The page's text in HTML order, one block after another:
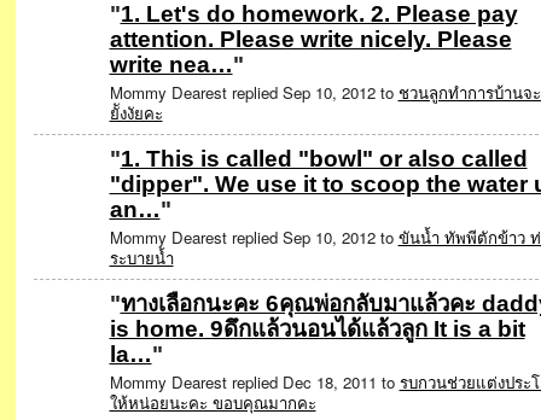
"1. Let's do homework. 2. Please pay
attention. Please write nicely. Please
write nea…"
Mommy Dearest replied Sep 10, 2012 to ชวนลูกทำการบ้านจ
ยัังงัยคะ
"1. This is called "bowl" or also called
"dipper". We use it to scoop the water
an…"
Mommy Dearest replied Sep 10, 2012 to ขันน้ำ ทัพพีตักข้าว
ระบายน้ำ
"ทางเลือกนะคะ 6คุณพ่อกลับมาแล้วคะ
is home. 9ดึกแล้วนอนได้แล้วลูก It is a bit
la…"
Mommy Dearest replied Dec 18, 2011 to รบกวนช่วยแต่งประ
ให้หน่อยนะคะ ขอบคุณมากคะ